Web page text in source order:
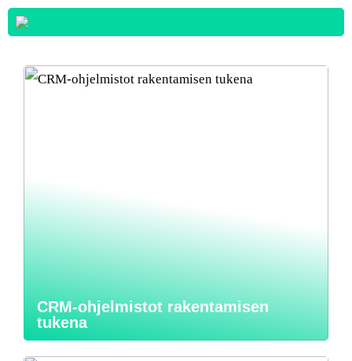
CRM-ohjelmistot rakentamisen
tukena